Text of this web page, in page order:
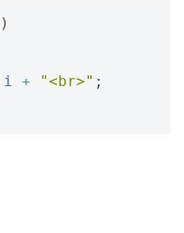
)
i + "<br>" ;